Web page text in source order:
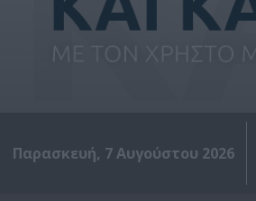
Παρασκευή, 7 Αυγούστου 2026